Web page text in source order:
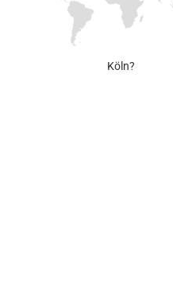
Köln?